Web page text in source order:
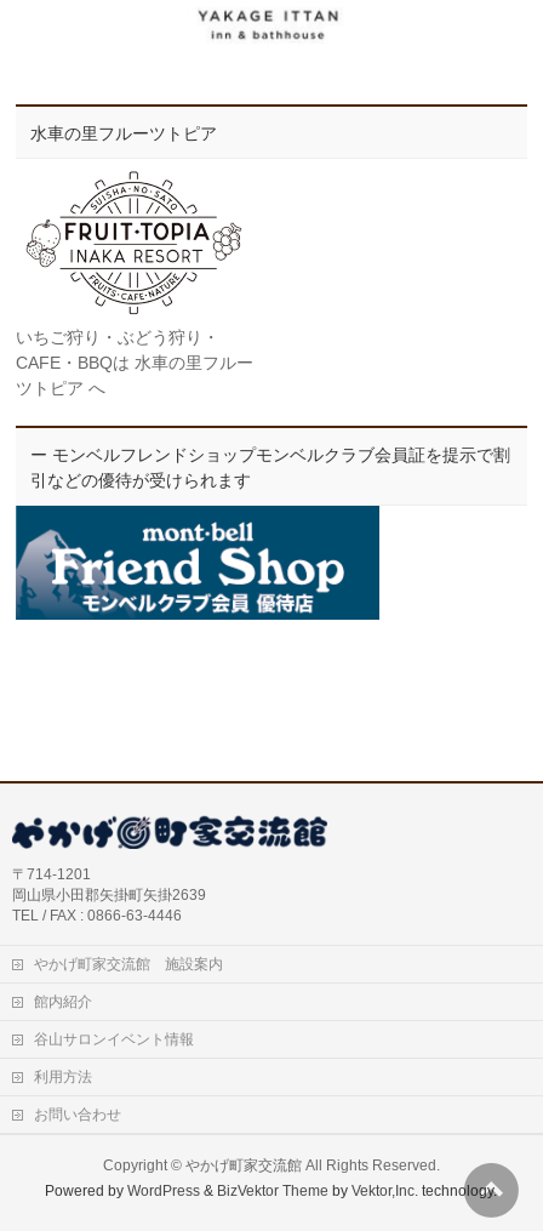
水車の里フルーツトピア
いちご狩り・ぶどう狩り・
CAFE・BBQは 水車の里フルー
ツトピア へ
ー モンベルフレンドショップモンベルクラブ会員証を提示で割
引などの優待が受けられます
〒714-1201
岡山県小田郡矢掛町矢掛2639
TEL / FAX : 0866-63-4446
やかげ町家交流館 施設案内
館内紹介
谷山サロンイベント情報
利用方法
お問い合わせ
Copyright © やかげ町家交流館All Rights Reserved.
Powered byWordPress & BizVektor Theme byVektor,Inc. technology.